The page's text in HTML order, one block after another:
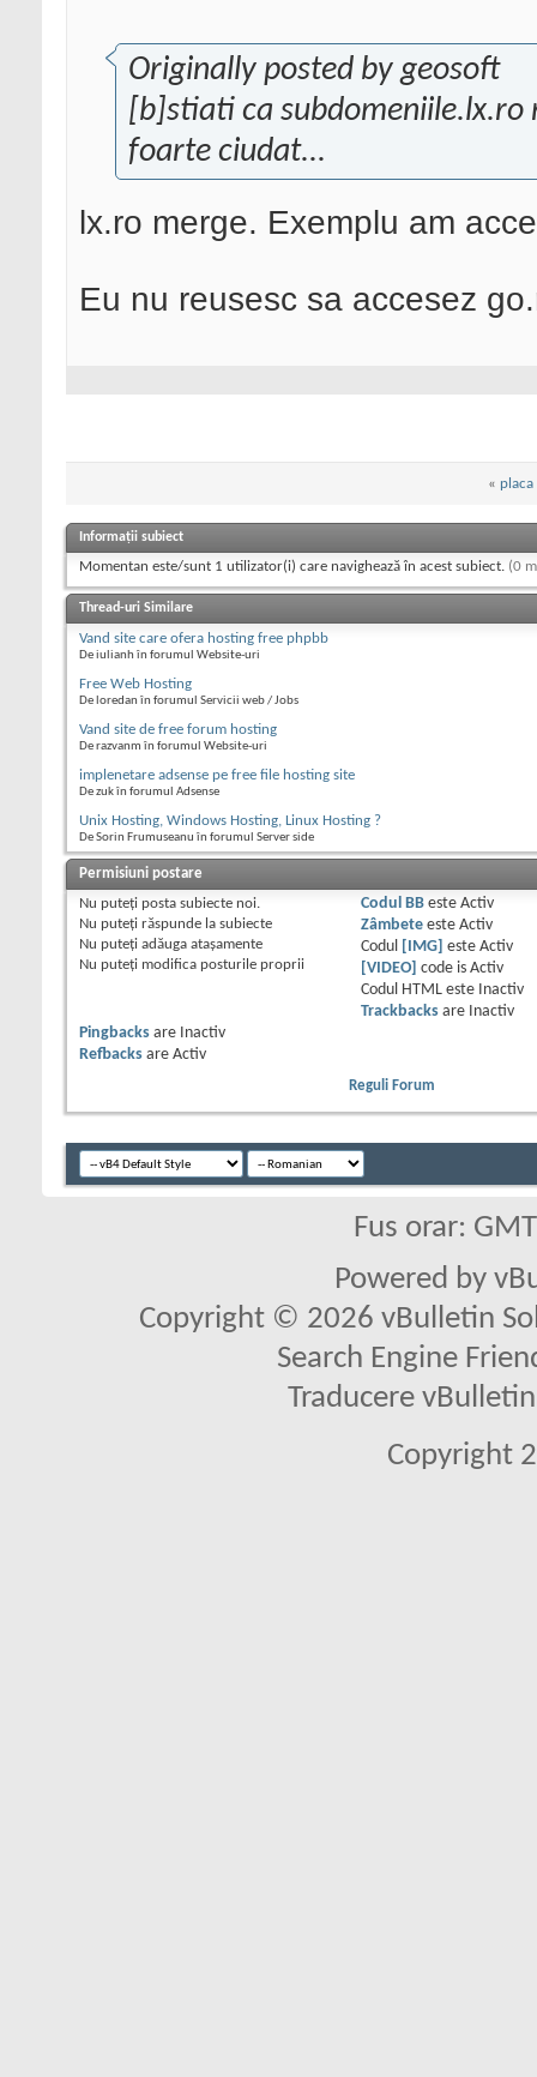
Originally posted by geosoft
[b]stiati ca subdomeniile.lx.ro
foarte ciudat...
lx.ro merge. Exemplu am
Eu nu reusesc sa accesez
«
Informații subiect
Momentan este/sunt 1 utilizator(i) care navighează în acest subiect. (0
Thread-uri Similare
Vand site care ofera hosting free phpbb
De iulianh în forumul Website-uri
Free Web Hosting
De loredan în forumul Servicii web / Jobs
Vand site de free forum hosting
De razvanm în forumul Website-uri
implenetare adsense pe free file hosting site
De zuk în forumul Adsense
Unix Hosting, Windows Hosting, Linux Hosting ?
De Sorin Frumuseanu în forumul Server side
Permisiuni postare
Nu puteţi posta subiecte noi.
Nu puteţi răspunde la subiecte
Nu puteţi adăuga ataşamente
Nu puteţi modifica posturile proprii
Codul BBeste Activ
Zâmbeteeste Activ
Codul
[IMG] este Activ
[VIDEO]
code is Activ
Codul HTML este
Inactiv
Trackbacksare
Inactiv
Pingbacks are
Inactiv
Refbacks are Activ
Reguli Forum
Fus orar:
Powered by
Copyright © 2026 vBulletin
Search Engine
Traducere
Copyright